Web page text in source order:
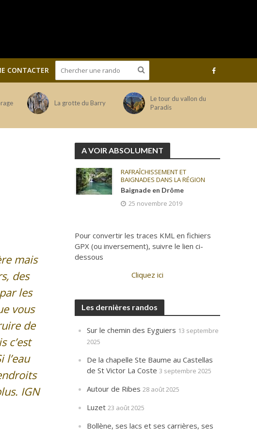
CONTACTER
La grotte du Barry
Le tour du vallon du
Paradis
mais
des
les
vous
de
c’est
IGN
A VOIR ABSOLUMENT
RAFRAÎCHISSEMENT ET
BAIGNADES DANS LA RÉGION
Baignade en Drôme
25 novembre 2019
Pour convertir les traces KML en fichiers
GPX (ou inversement), suivre le lien ci-
dessous
Cliquez ici
Les dernières randos
Sur le chemin des Eyguiers 13 septembre
2025
De la chapelle Ste Baume au Castellas
de St Victor La Coste 3 septembre 2025
Autour de Ribes 28 août 2025
Luzet 23 août 2025
Bollène, ses lacs et ses carrières, ses